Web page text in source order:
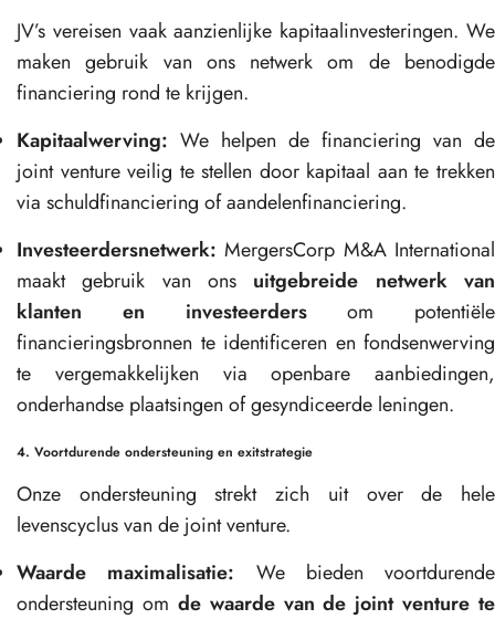
JV’s vereisen vaak aanzienlijke kapitaalinvesteringen. We
maken gebruik van ons netwerk om de benodigde
financiering rond te krijgen.
Kapitaalwerving: We helpen de financiering van de
joint venture veilig te stellen door kapitaal aan te trekken
via schuldfinanciering of aandelenfinanciering.
Investeerdersnetwerk: MergersCorp M&A International
maakt gebruik van ons uitgebreide netwerk van
klanten en investeerdersom potentiële
financieringsbronnen te identificeren en fondsenwerving
te vergemakkelijken via openbare aanbiedingen,
onderhandse plaatsingen of gesyndiceerde leningen.
4. Voortdurende ondersteuning en exitstrategie
Onze ondersteuning strekt zich uit over de hele
levenscyclus van de joint venture.
Waarde maximalisatie: We bieden voortdurende
ondersteuning om de waarde van de joint venture te